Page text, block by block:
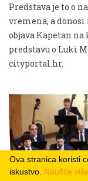
Predstava je to o
vremena, a donosi
objava Kapetan
predstavu o Luki
cityportal.hr.
Ova stranica koristi
iskustvo. Naučite više